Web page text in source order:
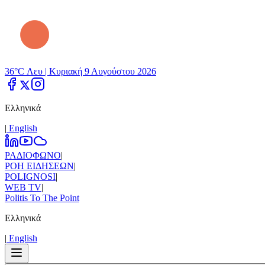
36°C Λευ | Κυριακή 9 Αυγούστου 2026
Ελληνικά
| Εnglish
ΡΑΔΙΟΦΩΝΟ|
ΡΟΗ ΕΙΔΗΣΕΩΝ|
POLIGNOSI|
WEB TV|
Politis To The Point
Ελληνικά
| Εnglish